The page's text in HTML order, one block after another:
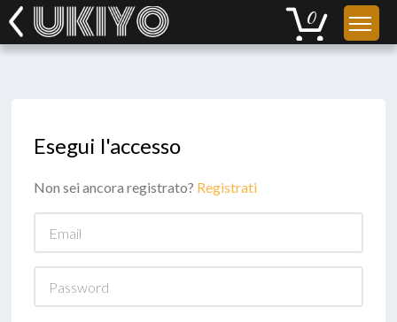
Esegui l'accesso
Non sei ancora registrato? Registrati